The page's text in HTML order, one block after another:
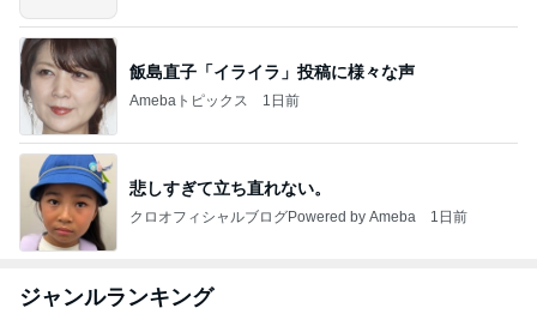
飯島直子「イライラ」投稿に様々な声
Amebaトピックス 1日前
悲しすぎて立ち直れない。
クロオフィシャルブログPowered by Ameba 1日前
ジャンルランキング